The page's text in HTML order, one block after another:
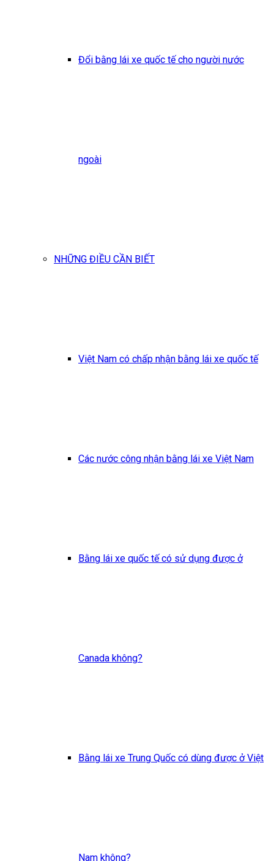
Đổi bằng lái xe quốc tế cho người nước
ngoài
NHỮNG ĐIỀU CẦN BIẾT
Việt Nam có chấp nhận bằng lái xe quốc tế
Các nước công nhận bằng lái xe Việt Nam
Bằng lái xe quốc tế có sử dụng được ở
Canada không?
Bằng lái xe Trung Quốc có dùng được ở Việt
Nam không?